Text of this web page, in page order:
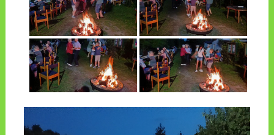
video